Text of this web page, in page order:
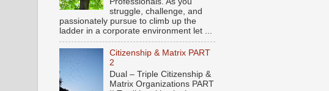
struggle, challenge, and
passionately pursue to climb up the
ladder in a corporate environment let ...
Citizenship & Matrix PART
2
Dual – Triple Citizenship &
Matrix Organizations PART